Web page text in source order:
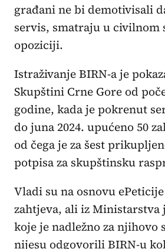
građani ne bi demotivisali
servis, smatraju u civilnom
opoziciji.
Istraživanje BIRN-a je
Skupštini Crne Gore od
godine, kada je pokrenut
do juna 2024. upućeno 50
od čega je za šest
potpisa za skupštinsku
Vladi su na osnovu
zahtjeva, ali iz Ministarstva
koje je nadležno za njihovo
nijesu odgovorili BIRN-u